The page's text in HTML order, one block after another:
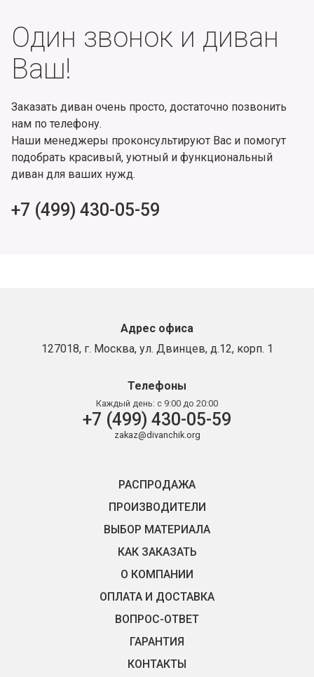
Один звонок и диван
Ваш!
Заказать диван очень просто, достаточно позвонить
нам по телефону.
Наши менеджеры проконсультируют Вас и помогут
подобрать красивый, уютный и функциональный
диван для ваших нужд.
+7 (499) 430-05-59
Адрес офиса
127018, г. Москва, ул. Двинцев, д.12, корп. 1
Телефоны
Каждый день: с 9:00 до 20:00
+7 (499) 430-05-59
zakaz@divanchik.org
РАСПРОДАЖА
ПРОИЗВОДИТЕЛИ
ВЫБОР МАТЕРИАЛА
КАК ЗАКАЗАТЬ
О КОМПАНИИ
ОПЛАТА И ДОСТАВКА
ВОПРОС-ОТВЕТ
ГАРАНТИЯ
КОНТАКТЫ